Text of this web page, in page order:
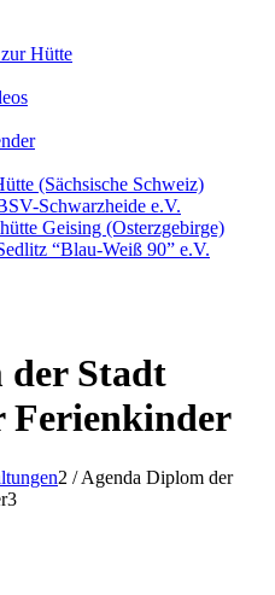
Hütte
(Sächsische Schweiz)
Schwarzheide e.V.
Geising (Osterzgebirge)
“Blau-Weiß 90” e.V.
der Stadt
Ferienkinder
2 / Agenda Diplom der
3